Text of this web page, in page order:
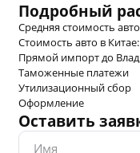
Подробный
Средняя стоимость
Стоимость авто в Китае:
Прямой импорт до
Таможенные платежи
Утилизационный сбор
Оформление
Оставить